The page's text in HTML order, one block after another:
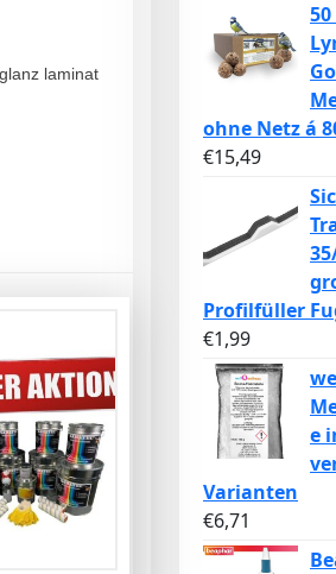
laminat
50
ohne Netz á
€15,49
Profilfüller
€1,99
e
Varianten
€6,71